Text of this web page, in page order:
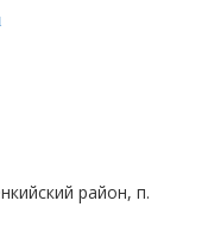
район, п.